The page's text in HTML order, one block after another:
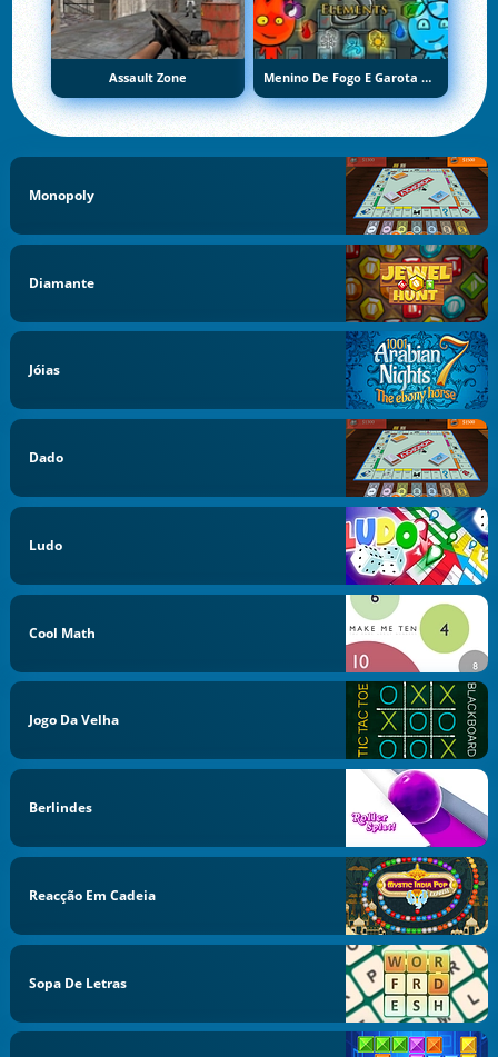
Assault Zone Menino De Fogo E Garota De Água 5: Elementos
Monopoly
Diamante
Jóias
Dado
Ludo
Cool Math
Jogo Da Velha
Berlindes
Reacção Em Cadeia
Sopa De Letras